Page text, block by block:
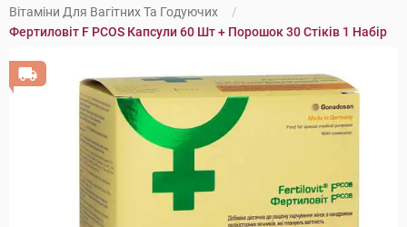
Вітаміни Для Вагітних Та Годуючих
Фертиловіт F PCOS Капсули 60 Шт + Порошок 30 Стіків 1 Набір